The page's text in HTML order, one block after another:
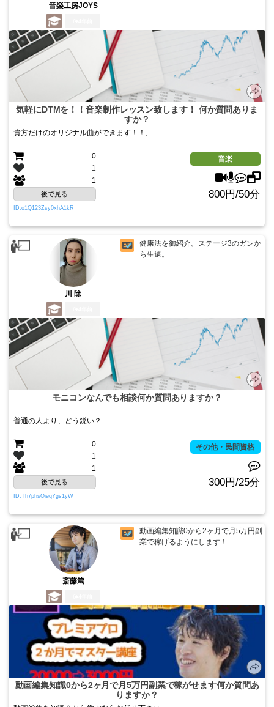
音楽工房JOYS
気軽にDTMを！！音楽制作レッスン致します！ 何か質問ありま
すか？
貴方だけのオリジナル曲ができます！！, ...
0
1
1
音楽
後で見る 800円/50分
ID:o1Q123Zsy0xhA1kR
川 除
健康法を御紹介。ステージ3のガンか
ら生還。
モニコンなんでも相談何か質問ありますか？
普通の人より、どう鋭い？
0
1
1
その他・民間資格
後で見る 300円/25分
ID:Th7phsOieqYgs1yW
斎藤篤
動画編集知識0から2ヶ月で月5万円副
業で稼げるようにします！
動画編集知識0から2ヶ月で月5万円副業で稼がせます何か質問あ
りますか？